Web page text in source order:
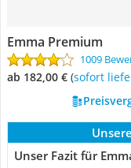
Emma Premium
1009
ab 182,00 € ( Sofort
Unser Fazit für